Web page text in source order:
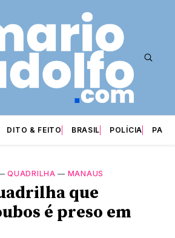
DITO & FEITO BRASIL POLÍCIA
QUADRILHA — MANAUS
que
é preso em